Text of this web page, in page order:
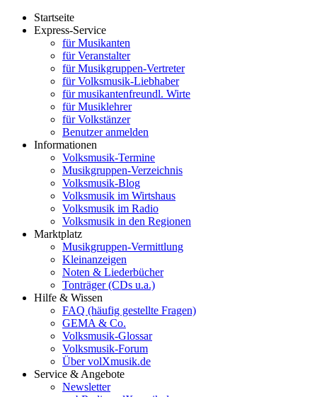
Startseite
Express-Service
für Musikanten
für Veranstalter
für Musikgruppen-Vertreter
für Volksmusik-Liebhaber
für musikantenfreundl. Wirte
für Musiklehrer
für Volkstänzer
Benutzer anmelden
Informationen
Volksmusik-Termine
Musikgruppen-Verzeichnis
Volksmusik-Blog
Volksmusik im Wirtshaus
Volksmusik im Radio
Volksmusik in den Regionen
Marktplatz
Musikgruppen-Vermittlung
Kleinanzeigen
Noten & Liederbücher
Tonträger (CDs u.a.)
Hilfe & Wissen
FAQ (häufig gestellte Fragen)
GEMA & Co.
Volksmusik-Glossar
Volksmusik-Forum
Über volXmusik.de
Service & Angebote
Newsletter